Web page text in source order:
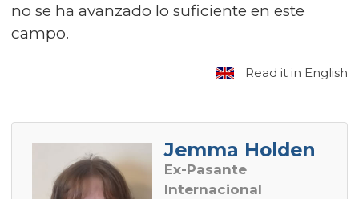
no se ha avanzado lo suficiente en este
campo.
Read it in English
Jemma Holden
Ex-Pasante
Internacional